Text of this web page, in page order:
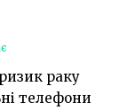
раку
телефони